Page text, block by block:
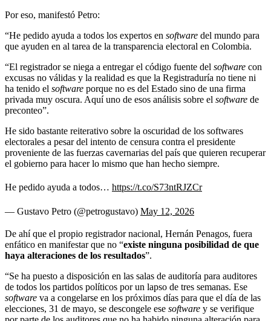
Por eso, manifestó Petro:
“He pedido ayuda a todos los expertos en software del mundo para
que ayuden en al tarea de la transparencia electoral en Colombia.
“El registrador se niega a entregar el código fuente del software con
excusas no válidas y la realidad es que la Registraduría no tiene ni
ha tenido el software porque no es del Estado sino de una firma
privada muy oscura. Aquí uno de esos análisis sobre el software de
preconteo”.
He sido bastante reiterativo sobre la oscuridad de los softwares
electorales a pesar del intento de censura contra el presidente
proveniente de las fuerzas cavernarias del país que quieren recuperar
el gobierno para hacer lo mismo que han hecho siempre.
He pedido ayuda a todos… https://t.co/S73ntRJZCr
— Gustavo Petro (@petrogustavo) May 12, 2026
De ahí que el propio registrador nacional, Hernán Penagos, fuera
enfático en manifestar que no “existe ninguna posibilidad de que
haya alteraciones de los resultados”.
“Se ha puesto a disposición en las salas de auditoría para auditores
de todos los partidos políticos por un lapso de tres semanas. Ese
software va a congelarse en los próximos días para que el día de las
elecciones, 31 de mayo, se descongele ese software y se verifique